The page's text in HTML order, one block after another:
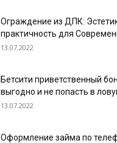
Ограждение из ДПК:
практичность для
13.07.2022
Бетсити приветственный
выгодно и не попасть в
13.07.2022
Оформление займа по